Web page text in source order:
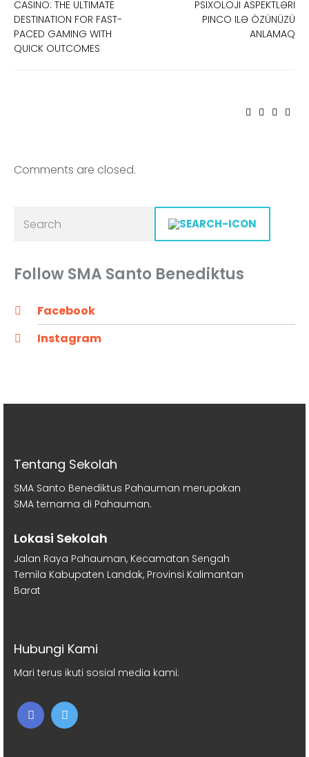
CASINO: THE ULTIMATE
DESTINATION FOR FAST-
PACED GAMING WITH
QUICK OUTCOMES
PSIXOLOJI ASPEKTLƏRI
PINCO ILƏ ÖZÜNÜZÜ
ANLAMAQ
Comments are closed.
Follow SMA Santo Benediktus
Facebook
Instagram
Tentang Sekolah
SMA Santo Benediktus Pahauman merupakan
SMA ternama di Pahauman.
Lokasi Sekolah
Jalan Raya Pahauman, Kecamatan Sengah
Temila Kabupaten Landak, Provinsi Kalimantan
Barat
Hubungi Kami
Mari terus ikuti sosial media kami: